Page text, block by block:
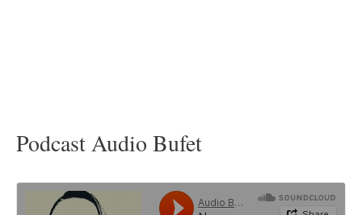
Podcast Audio Bufet